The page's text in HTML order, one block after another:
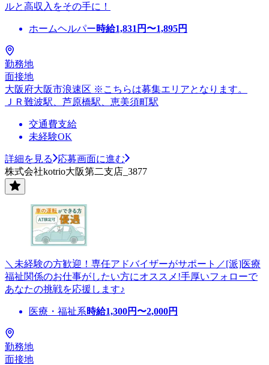
ルと高収入をその手に！
ホームヘルパー時給1,831 円〜1,895円
勤務地
面接地
大阪府大阪市浪速区 ※こちらは募集エリアとなります。
ＪＲ難波駅、芦原橋駅、恵美須町駅
交通費支給
未経験OK
詳細を見る
応募画面に進む
株式会社kotrio大阪第二支店_3877
＼未経験の方歓迎！専任アドバイザーがサポート／[派]医療
福祉関係のお仕事がしたい方にオススメ!手厚いフォローで
あなたの挑戦を応援します♪
医療・福祉系時給1,300円〜2,000円
勤務地
面接地